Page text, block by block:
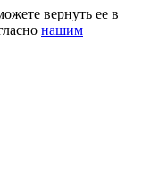
вернуть ее в
нашим